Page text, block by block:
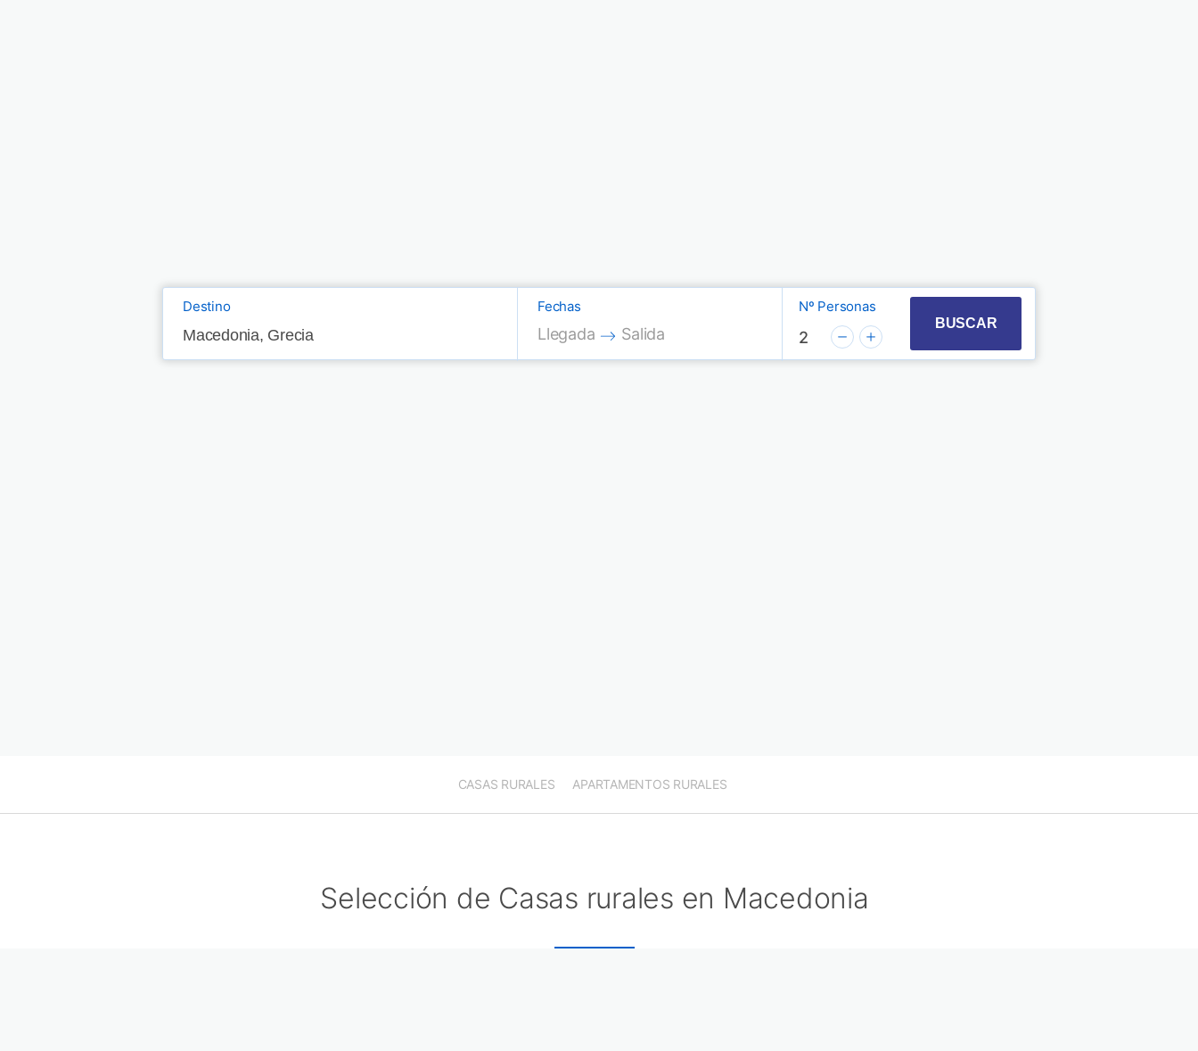
Destino Fechas
Press the down arrow key to interact with the calendar and select a date. Press the
Llegada
Press the down arrow key to interact with the calendar and select a date.
Salida
Nº Personas
2
BUSCAR
CASAS RURALES APARTAMENTOS RURALES
Selección de Casas rurales en Macedonia